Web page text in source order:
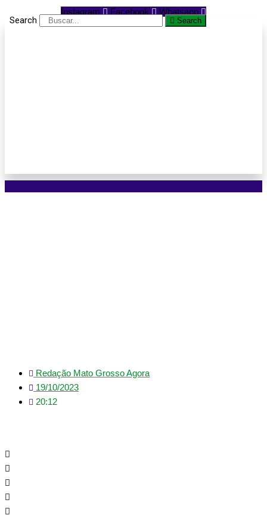
Instagram Facebook Whatsapp
Search Search
Redação Mato Grosso Agora
19/10/2023
20:12